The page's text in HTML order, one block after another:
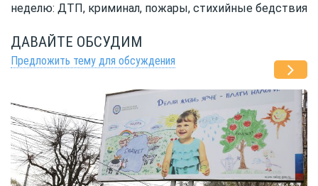
неделю: ДТП, криминал, пожары, стихийные бедствия
ДАВАЙТЕ ОБСУДИМ
Предложить тему для обсуждения